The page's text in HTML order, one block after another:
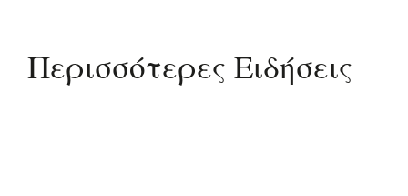
Περισσότερες Ειδήσεις